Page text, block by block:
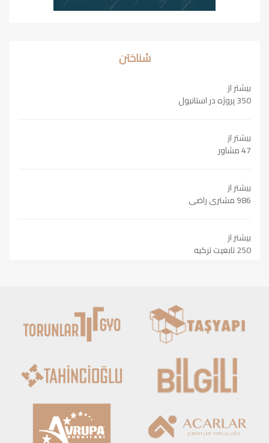
شناختن
بیشتر از
350 پروژه در استانبول
بیشتر از
47 مشاور
بیشتر از
986 مشتری راضی
بیشتر از
250 تابعیت ترکیه